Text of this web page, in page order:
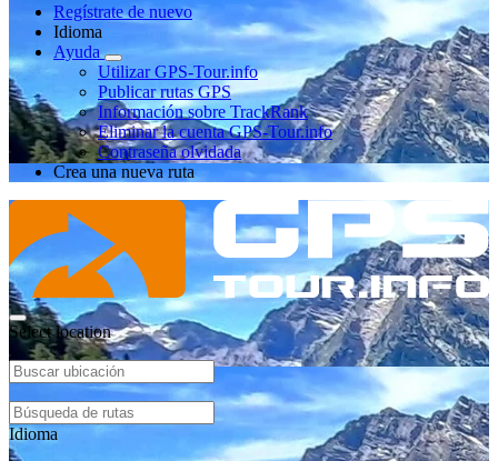
Regístrate de nuevo
Idioma
Ayuda
Utilizar GPS-Tour.info
Publicar rutas GPS
Información sobre TrackRank
Eliminar la cuenta GPS-Tour.info
Contraseña olvidada
Crea una nueva ruta
Select location
Idioma